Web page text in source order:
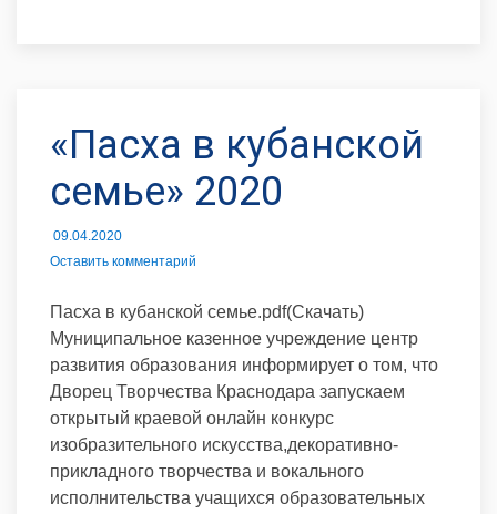
«Пасха в кубанской
семье» 2020
09.04.2020
Оставить комментарий
Пасха в кубанской семье.pdf(Скачать)
Муниципальное казенное учреждение центр
развития образования информирует о том, что
Дворец Творчества Краснодара запускаем
открытый краевой онлайн конкурс
изобразительного искусства,декоративно-
прикладного творчества и вокального
исполнительства учащихся образовательных